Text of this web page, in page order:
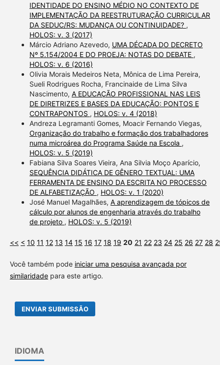
IDENTIDADE DO ENSINO MÉDIO NO CONTEXTO DE
IMPLEMENTAÇÃO DA REESTRUTURAÇÃO CURRICULAR
DA SEDUC/RS: MUDANÇA OU CONTINUIDADE? ,
HOLOS: v. 3 (2017)
Márcio Adriano Azevedo, UMA DÉCADA DO DECRETO
Nº 5.154/2004 E DO PROEJA: NOTAS DO DEBATE ,
HOLOS: v. 6 (2016)
Olivia Morais Medeiros Neta, Mônica de Lima Pereira,
Sueli Rodrigues Rocha, Francinaide de Lima Silva
Nascimento, A EDUCAÇÃO PROFISSIONAL NAS LEIS
DE DIRETRIZES E BASES DA EDUCAÇÃO: PONTOS E
CONTRAPONTOS , HOLOS: v. 4 (2018)
Andreza Legramanti Gomes, Moacir Fernando Viegas,
Organização do trabalho e formação dos trabalhadores
numa microárea do Programa Saúde na Escola ,
HOLOS: v. 5 (2019)
Fabiana Silva Soares Vieira, Ana Silvia Moço Aparício,
SEQUÊNCIA DIDÁTICA DE GÊNERO TEXTUAL: UMA
FERRAMENTA DE ENSINO DA ESCRITA NO PROCESSO
DE ALFABETIZAÇÃO , HOLOS: v. 1 (2020)
José Manuel Magalhães, A aprendizagem de tópicos de
cálculo por alunos de engenharia através do trabalho
de projeto , HOLOS: v. 5 (2019)
<< < 10 11 12 13 14 15 16 17 18 19 20 21 22 23 24 25 26 27 28
Você também pode iniciar uma pesquisa avançada por
similaridadepara este artigo.
ENVIAR SUBMISSÃO
IDIOMA